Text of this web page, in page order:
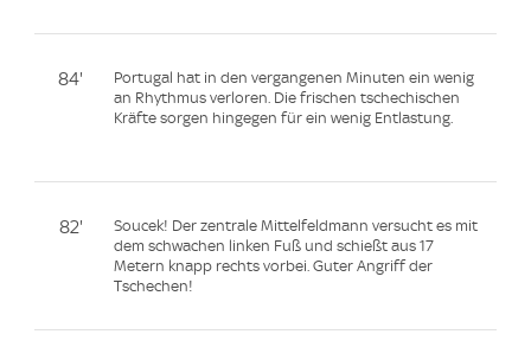
84'
Portugal hat in den vergangenen Minuten ein wenig
an Rhythmus verloren. Die frischen tschechischen
Kräfte sorgen hingegen für ein wenig Entlastung.
82'
Soucek! Der zentrale Mittelfeldmann versucht es mit
dem schwachen linken Fuß und schießt aus 17
Metern knapp rechts vorbei. Guter Angriff der
Tschechen!